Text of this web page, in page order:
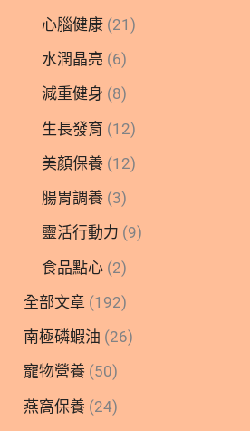
心腦健康 (21)
水潤晶亮 (6)
減重健身 (8)
生長發育 (12)
美顏保養 (12)
腸胃調養 (3)
靈活行動力 (9)
食品點心 (2)
全部文章 (192)
南極磷蝦油 (26)
寵物營養 (50)
燕窩保養 (24)